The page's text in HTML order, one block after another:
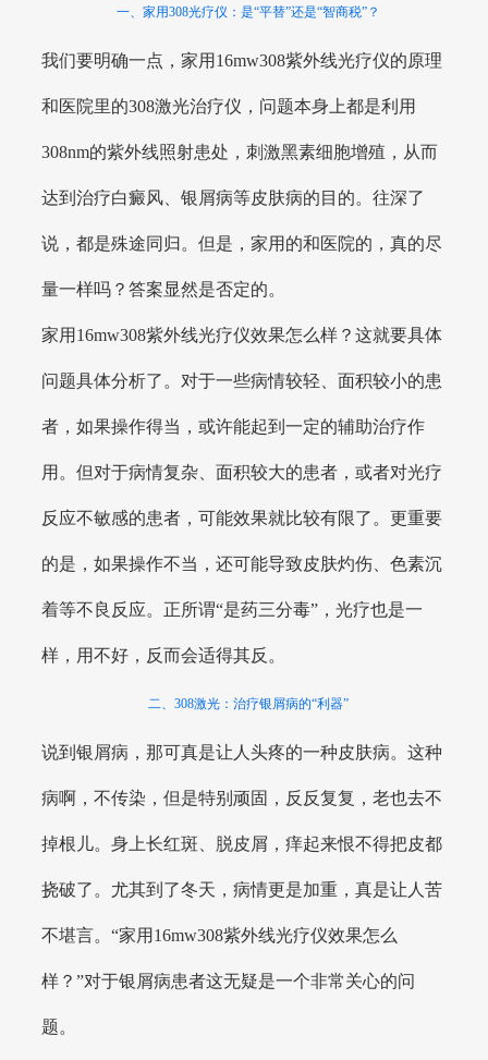
一、家用308光疗仪：是“平替”还是“智商税”？
我们要明确一点，家用16mw308紫外线光疗仪的原理
和医院里的308激光治疗仪，问题本身上都是利用
308nm的紫外线照射患处，刺激黑素细胞增殖，从而
达到治疗白癜风、银屑病等皮肤病的目的。往深了
说，都是殊途同归。但是，家用的和医院的，真的尽
量一样吗？答案显然是否定的。
家用16mw308紫外线光疗仪效果怎么样？这就要具体
问题具体分析了。对于一些病情较轻、面积较小的患
者，如果操作得当，或许能起到一定的辅助治疗作
用。但对于病情复杂、面积较大的患者，或者对光疗
反应不敏感的患者，可能效果就比较有限了。更重要
的是，如果操作不当，还可能导致皮肤灼伤、色素沉
着等不良反应。正所谓“是药三分毒”，光疗也是一
样，用不好，反而会适得其反。
二、308激光：治疗银屑病的“利器”
说到银屑病，那可真是让人头疼的一种皮肤病。这种
病啊，不传染，但是特别顽固，反反复复，老也去不
掉根儿。身上长红斑、脱皮屑，痒起来恨不得把皮都
挠破了。尤其到了冬天，病情更是加重，真是让人苦
不堪言。“家用16mw308紫外线光疗仪效果怎么
样？”对于银屑病患者这无疑是一个非常关心的问
题。